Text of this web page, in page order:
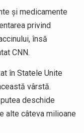
şi medicamente
privind
însă
CNN.
în Statele Unite
vârstă.
deschide
alte câteva milioane